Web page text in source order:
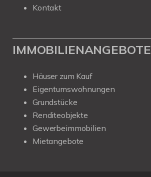
Kontakt
IMMOBILIENANGEBOTE
Häuser zum Kauf
Eigentumswohnungen
Grundstücke
Renditeobjekte
Gewerbeimmobilien
Mietangebote